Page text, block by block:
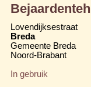
Lovendijksestraat
Breda
Gemeente Breda
Noord-Brabant
In gebruik